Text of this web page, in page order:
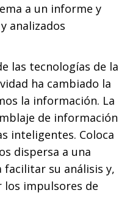
a un informe y
analizados
las tecnologías de la
ha cambiado la
la información. La
de información
inteligentes. Coloca
dispersa a una
facilitar su análisis y,
impulsores de